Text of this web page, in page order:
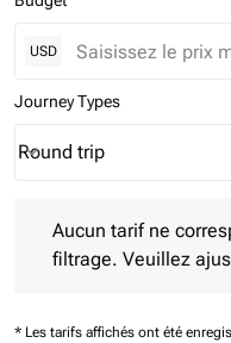
USD
Journey Types
Journey Types option
Round trip
keyboard_arrow_down
Aucun tarif ne
filtrage. Veuillez
* Les tarifs affichés ont été